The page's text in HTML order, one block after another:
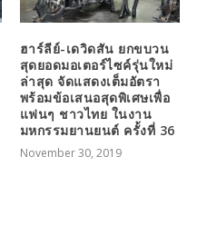
ฮาร์ลีย์-เดวิดสัน ยกขบวน
สุดยอดมอเตอร์ไซค์รุ่นใหม่
ล่าสุด จัดแสดงเต็มอัตรา
พร้อมข้อเสนอสุดพิเศษเพื่อ
แฟนๆ ชาวไทย ในงาน
มหกรรมยานยนต์ ครั้งที่ 36
November 30, 2019